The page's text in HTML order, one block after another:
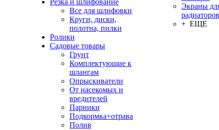
Резка и шлифование
Все для шлифовки
Круги, диски,
полотна, пилки
Ролики
Садовые товары
Грунт
Комплектующие к
шлангам
Опрыскиватели
От насекомых и
вредителей
Парники
Подкормка+отрава
Полив
Экраны
радиаторов
+ ЕЩЕ